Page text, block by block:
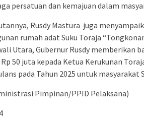
persatuan dan kemajuan dalam
Rusdy Mastura juga
rumah adat Suku Toraja
Utara, Gubernur Rusdy memberikan
50 juta kepada Ketua Kerukunan
pada Tahun 2025 untuk masyarakat
Pimpinan/PPID Pelaksana)